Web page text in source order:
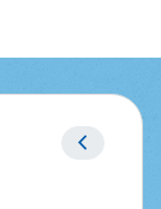
chevron_left